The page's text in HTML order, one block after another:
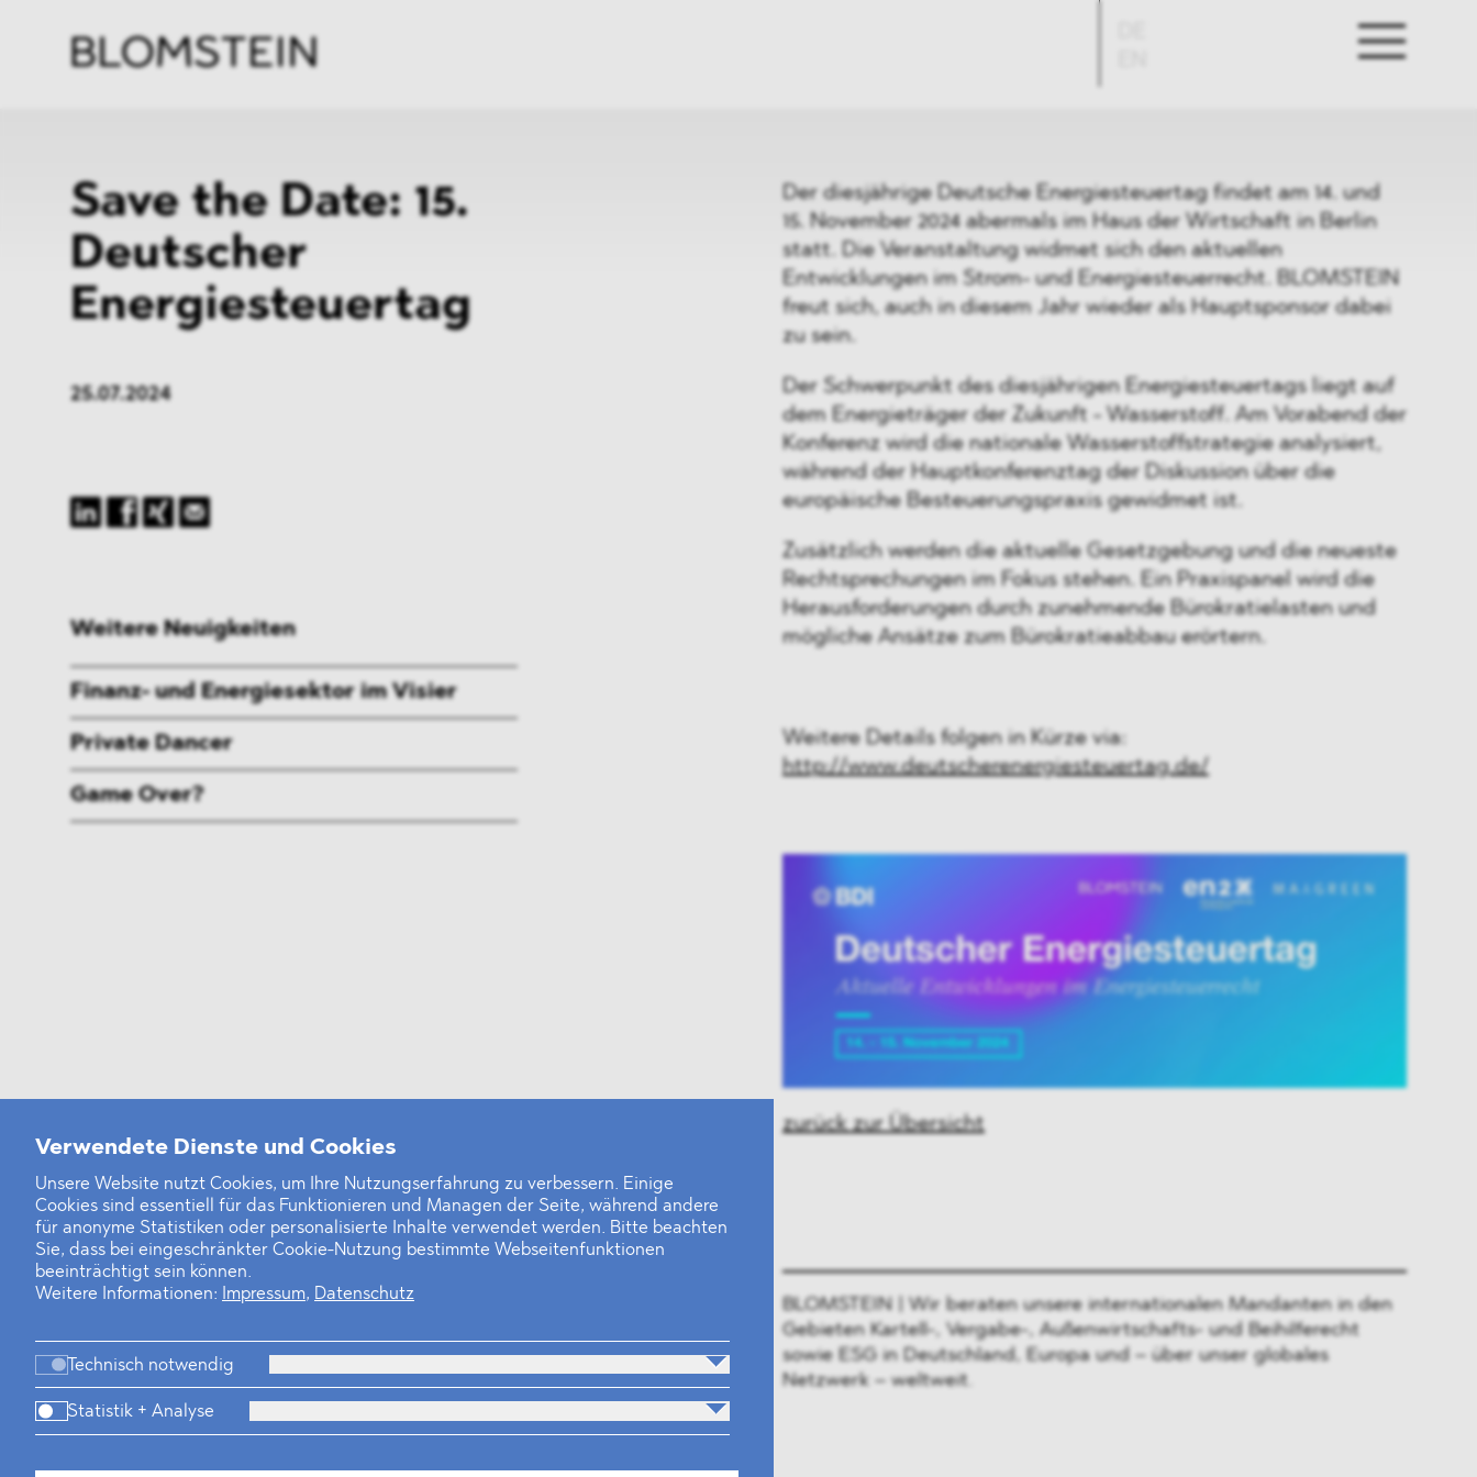
Verwendete Dienste und Cookies
Unsere Website nutzt Cookies, um Ihre Nutzungserfahrung zu verbessern. Einige
Cookies sind essentiell für das Funktionieren und Managen der Seite, während andere
für anonyme Statistiken oder personalisierte Inhalte verwendet werden. Bitte beachten
Sie, dass bei eingeschränkter Cookie-Nutzung bestimmte Webseitenfunktionen
beeinträchtigt sein können.
Weitere Informationen:
Impressum, Datenschutz
Technisch notwendig
Statistik + Analyse
Save the Date: 15.
Deutscher
Energiesteuertag
25.07.2024
Der diesjährige Deutsche Energiesteuertag findet am 14. und
15. November 2024 abermals im Haus der Wirtschaft in Berlin
statt. Die Veranstaltung widmet sich den aktuellen
Entwicklungen im Strom- und Energiesteuerrecht. BLOMSTEIN
freut sich, auch in diesem Jahr wieder als Hauptsponsor dabei
zu sein.
Der Schwerpunkt des diesjährigen Energiesteuertags liegt auf
dem Energieträger der Zukunft - Wasserstoff. Am Vorabend der
Konferenz wird die nationale Wasserstoffstrategie analysiert,
während der Hauptkonferenztag der Diskussion über die
europäische Besteuerungspraxis gewidmet ist.
Zusätzlich werden die aktuelle Gesetzgebung und die neueste
Rechtsprechungen im Fokus stehen. Ein Praxispanel wird die
Herausforderungen durch zunehmende Bürokratielasten und
mögliche Ansätze zum Bürokratieabbau erörtern.
Weitere Details folgen in Kürze via:
http://www.deutscherenergiesteuertag.de/
zurück zur Übersicht
BLOMSTEIN | Wir beraten unsere internationalen Mandanten in den
Gebieten Kartell-, Vergabe-, Außenwirtschafts- und Beihilferecht
sowie ESG in Deutschland, Europa und – über unser globales
Netzwerk – weltweit.
Weitere Neuigkeiten
Finanz- und Energiesektor im Visier
Private Dancer
Game Over?